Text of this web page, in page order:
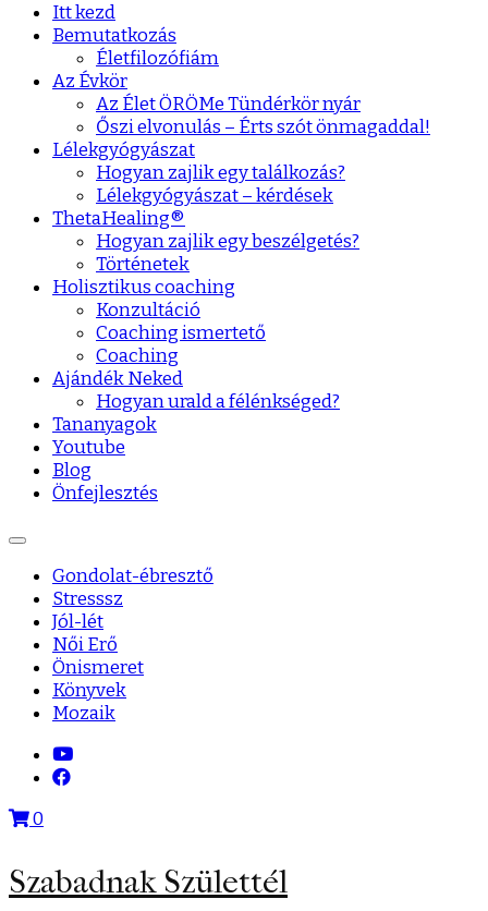
Itt kezd
Bemutatkozás
Életfilozófiám
Az Évkör
Az Élet ÖRÖMe Tündérkör nyár
Őszi elvonulás – Érts szót önmagaddal!
Lélekgyógyászat
Hogyan zajlik egy találkozás?
Lélekgyógyászat – kérdések
ThetaHealing®
Hogyan zajlik egy beszélgetés?
Történetek
Holisztikus coaching
Konzultáció
Coaching ismertető
Coaching
Ajándék Neked
Hogyan urald a félénkséged?
Tananyagok
Youtube
Blog
Önfejlesztés
Gondolat-ébresztő
Stresssz
Jól-lét
Női Erő
Önismeret
Könyvek
Mozaik
0
Szabadnak Születtél